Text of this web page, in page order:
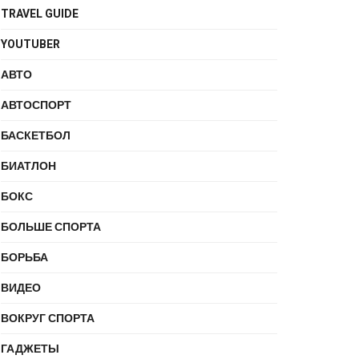
TRAVEL GUIDE
YOUTUBER
АВТО
АВТОСПОРТ
БАСКЕТБОЛ
БИАТЛОН
БОКС
БОЛЬШЕ СПОРТА
БОРЬБА
ВИДЕО
ВОКРУГ СПОРТА
ГАДЖЕТЫ